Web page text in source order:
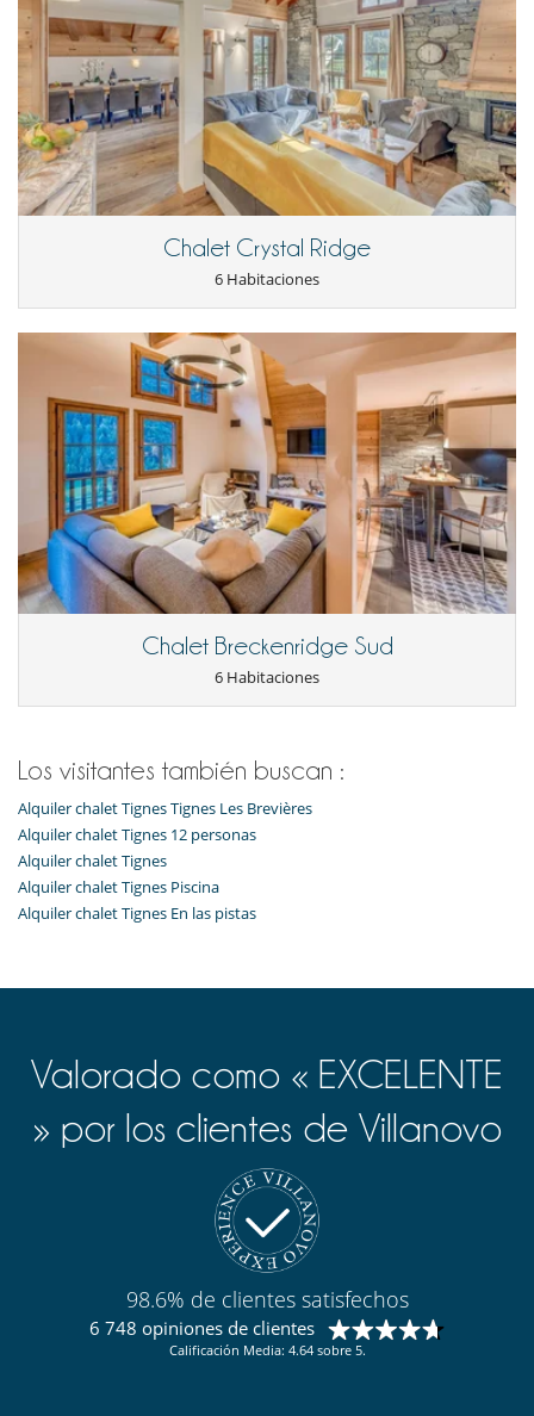
Horno
Lavavajillas
Máquina de café Nespresso
Microondas
Pequeños electrodomésticos
Raclette
Tetera eléctrica
Tostadora
En el exterior
Balcón
Silla alta
Ocios y actividades deportivas
Equipo de música
Para su comodidad y agrado
Chimenea
Secador
Terraza
Para sus comidas
Cocine usted mismo
Chalet Crystal Ridge
6 Habitaciones
Chalet Breckenridge Sud
6 Habitaciones
Los visitantes también buscan :
Alquiler chalet Tignes Tignes Les Brevières
Alquiler chalet Tignes 12 personas
Alquiler chalet Tignes
Alquiler chalet Tignes Piscina
Alquiler chalet Tignes En las pistas
Valorado como « EXCELENTE
» por los clientes de Villanovo
98.6% de clientes satisfechos
6 748 opiniones de clientes
Calificación Media: 4.64 sobre 5.